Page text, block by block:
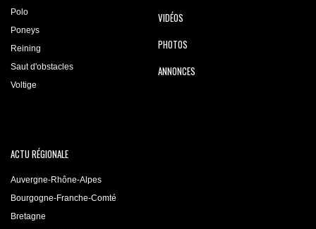
Polo
Poneys
Reining
Saut d'obstacles
Voltige
VIDÉOS
PHOTOS
ANNONCES
ACTU RÉGIONALE
Auvergne-Rhône-Alpes
Bourgogne-Franche-Comté
Bretagne